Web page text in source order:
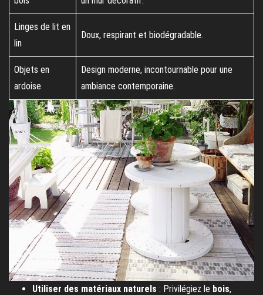
Linges de lit en
lin
Doux, respirant et biodégradable.
Objets en
ardoise
Design moderne, incontournable pour une
ambiance contemporaine.
Utiliser des matériaux naturels : Privilégiez le bois,